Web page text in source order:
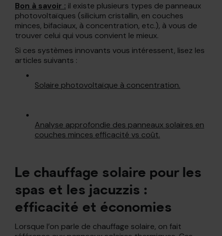
Bon à savoir : il existe plusieurs types de panneaux
photovoltaïques (silicium cristallin, en couches
minces, bifaciaux, à concentration, etc.), à vous de
trouver celui qui vous convient le mieux.
Si ces systèmes innovants vous intéressent, lisez les
articles suivants :
Solaire photovoltaïque à concentration.
Analyse approfondie des panneaux solaires en
couches minces efficacité vs coût.
Le chauffage solaire pour les
spas et les jacuzzis :
efficacité et économies
Lorsque l’on parle de chauffage solaire, on fait